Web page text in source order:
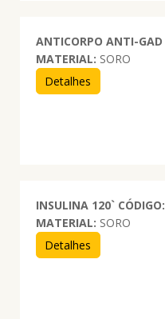
ANTICORPO ANTI-GAD
MATERIAL: SORO
Detalhes
INSULINA 120` CÓDIGO:
MATERIAL: SORO
Detalhes